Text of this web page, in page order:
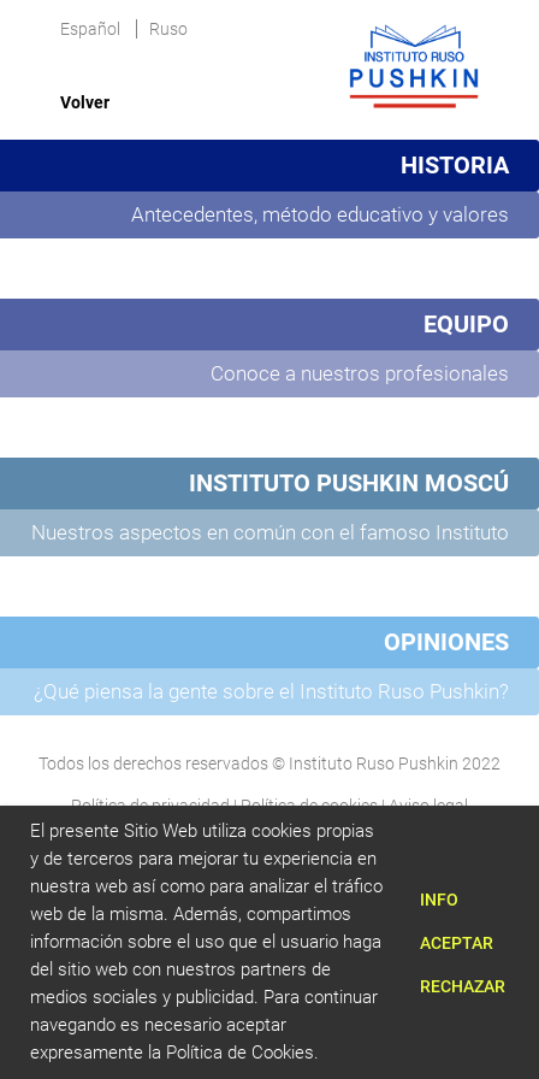
Español Ruso
Volver
HISTORIA
Antecedentes, método educativo y valores
EQUIPO
Conoce a nuestros profesionales
INSTITUTO PUSHKIN MOSCÚ
Nuestros aspectos en común con el famoso Instituto
OPINIONES
¿Qué piensa la gente sobre el Instituto Ruso Pushkin?
Todos los derechos reservados © Instituto Ruso Pushkin 2022
Política de privacidad|Política de cookies|Aviso legal
El presente Sitio Web utiliza cookies propias
y de terceros para mejorar tu experiencia en
nuestra web así como para analizar el tráfico
web de la misma. Además, compartimos
información sobre el uso que el usuario haga
del sitio web con nuestros partners de
medios sociales y publicidad. Para continuar
navegando es necesario aceptar
expresamente la Política de Cookies.
INFO
ACEPTAR
RECHAZAR